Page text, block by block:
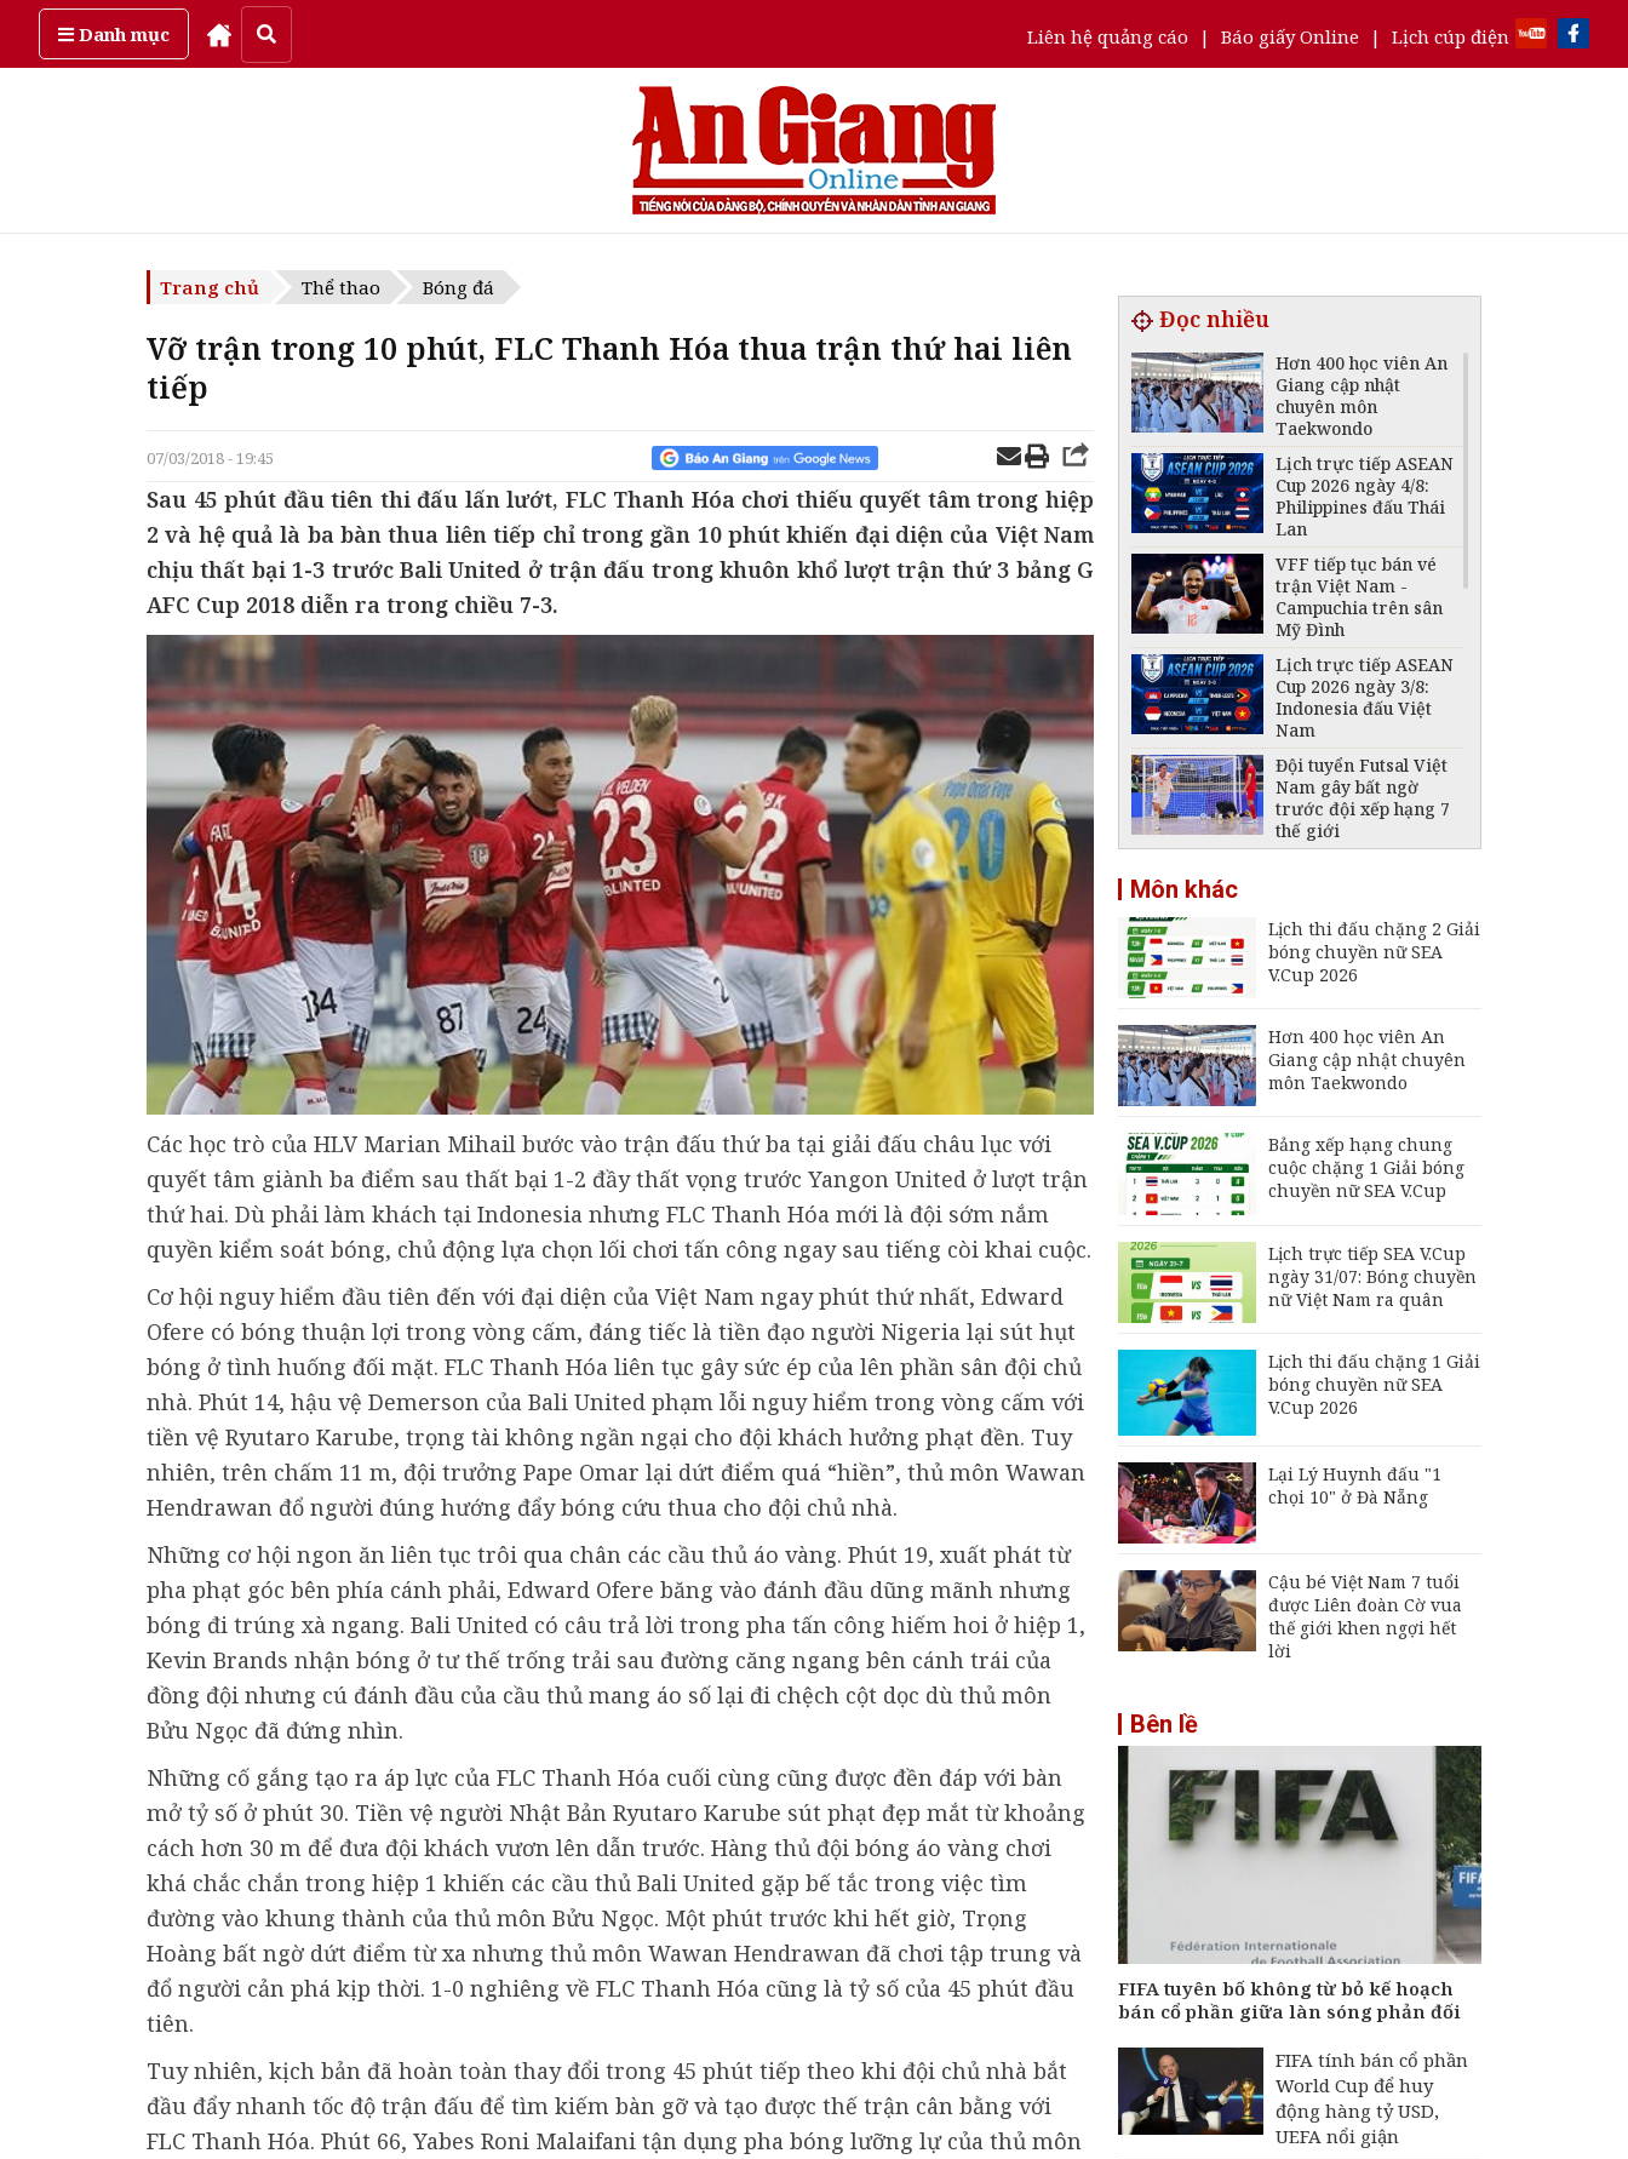
Danh mục Liên hệ quảng cáo | Báo giấy Online | Lịch cúp điện
Thứ bảy, ngày 8/08/2026
Trang chủ Thể thao Bóng đá
Vỡ trận trong 10 phút, FLC Thanh Hóa thua trận thứ hai liên
tiếp
07/03/2018 - 19:45
Sau 45 phút đầu tiên thi đấu lấn lướt, FLC Thanh Hóa chơi thiếu quyết tâm trong hiệp
2 và hệ quả là ba bàn thua liên tiếp chỉ trong gần 10 phút khiến đại diện của Việt Nam
chịu thất bại 1-3 trước Bali United ở trận đấu trong khuôn khổ lượt trận thứ 3 bảng G
AFC Cup 2018 diễn ra trong chiều 7-3.
Các học trò của HLV Marian Mihail bước vào trận đấu thứ ba tại giải đấu châu lục với
quyết tâm giành ba điểm sau thất bại 1-2 đầy thất vọng trước Yangon United ở lượt trận
thứ hai. Dù phải làm khách tại Indonesia nhưng FLC Thanh Hóa mới là đội sớm nắm
quyền kiểm soát bóng, chủ động lựa chọn lối chơi tấn công ngay sau tiếng còi khai cuộc.
Cơ hội nguy hiểm đầu tiên đến với đại diện của Việt Nam ngay phút thứ nhất, Edward
Ofere có bóng thuận lợi trong vòng cấm, đáng tiếc là tiền đạo người Nigeria lại sút hụt
bóng ở tình huống đối mặt. FLC Thanh Hóa liên tục gây sức ép của lên phần sân đội chủ
nhà. Phút 14, hậu vệ Demerson của Bali United phạm lỗi nguy hiểm trong vòng cấm với
tiền vệ Ryutaro Karube, trọng tài không ngần ngại cho đội khách hưởng phạt đền. Tuy
nhiên, trên chấm 11 m, đội trưởng Pape Omar lại dứt điểm quá “hiền”, thủ môn Wawan
Hendrawan đổ người đúng hướng đẩy bóng cứu thua cho đội chủ nhà.
Những cơ hội ngon ăn liên tục trôi qua chân các cầu thủ áo vàng. Phút 19, xuất phát từ
pha phạt góc bên phía cánh phải, Edward Ofere băng vào đánh đầu dũng mãnh nhưng
bóng đi trúng xà ngang. Bali United có câu trả lời trong pha tấn công hiếm hoi ở hiệp 1,
Kevin Brands nhận bóng ở tư thế trống trải sau đường căng ngang bên cánh trái của
đồng đội nhưng cú đánh đầu của cầu thủ mang áo số lại đi chệch cột dọc dù thủ môn
Bửu Ngọc đã đứng nhìn.
Những cố gắng tạo ra áp lực của FLC Thanh Hóa cuối cùng cũng được đền đáp với bàn
mở tỷ số ở phút 30. Tiền vệ người Nhật Bản Ryutaro Karube sút phạt đẹp mắt từ khoảng
cách hơn 30 m để đưa đội khách vươn lên dẫn trước. Hàng thủ đội bóng áo vàng chơi
khá chắc chắn trong hiệp 1 khiến các cầu thủ Bali United gặp bế tắc trong việc tìm
đường vào khung thành của thủ môn Bửu Ngọc. Một phút trước khi hết giờ, Trọng
Hoàng bất ngờ dứt điểm từ xa nhưng thủ môn Wawan Hendrawan đã chơi tập trung và
đổ người cản phá kịp thời. 1-0 nghiêng về FLC Thanh Hóa cũng là tỷ số của 45 phút đầu
tiên.
Tuy nhiên, kịch bản đã hoàn toàn thay đổi trong 45 phút tiếp theo khi đội chủ nhà bắt
đầu đẩy nhanh tốc độ trận đấu để tìm kiếm bàn gỡ và tạo được thế trận cân bằng với
FLC Thanh Hóa. Phút 66, Yabes Roni Malaifani tận dụng pha bóng lưỡng lự của thủ môn
Đọc nhiều
Hơn 400 học viên An
Giang cập nhật
chuyên môn
Taekwondo
Lịch trực tiếp ASEAN
Cup 2026 ngày 4/8:
Philippines đấu Thái
Lan
VFF tiếp tục bán vé
trận Việt Nam -
Campuchia trên sân
Mỹ Đình
Lịch trực tiếp ASEAN
Cup 2026 ngày 3/8:
Indonesia đấu Việt
Nam
Đội tuyển Futsal Việt
Nam gây bất ngờ
trước đội xếp hạng 7
thế giới
dẫn đầu bảng A
Bảng xếp hạng chung
cuộc chặng 1 Giải
V.Cup
Lịch thi đấu chặng 2
Giải bóng chuyền nữ
Lịch trực tiếp ASEAN
Cup 2026: Việt Nam
gặp Campuchia,
Indonesia
ASEAN Cup 2026:
Tuyển Việt Nam
với thành tích nhất
bảng
Môn khác
Lịch thi đấu chặng 2 Giải
bóng chuyền nữ SEA
V.Cup 2026
Hơn 400 học viên An
Giang cập nhật chuyên
môn Taekwondo
Bảng xếp hạng chung
cuộc chặng 1 Giải bóng
chuyền nữ SEA V.Cup
Lịch trực tiếp SEA V.Cup
ngày 31/07: Bóng chuyền
nữ Việt Nam ra quân
Lịch thi đấu chặng 1 Giải
bóng chuyền nữ SEA
V.Cup 2026
Lại Lý Huynh đấu "1
chọi 10" ở Đà Nẵng
Cậu bé Việt Nam 7 tuổi
được Liên đoàn Cờ vua
thế giới khen ngợi hết
lời
Bên lề
FIFA tuyên bố không từ bỏ kế hoạch
bán cổ phần giữa làn sóng phản đối
FIFA tính bán cổ phần
World Cup để huy
động hàng tỷ USD,
UEFA nổi giận